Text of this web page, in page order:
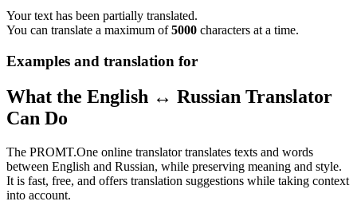
Your text has been partially translated.
You can translate a maximum of5000 characters at a time.
Examples and translation for
What the English ↔ Russian Translator
Can Do
The PROMT.One online translator translates texts and words
between English and Russian, while preserving meaning and style.
It is fast, free, and offers translation suggestions while taking context
into account.